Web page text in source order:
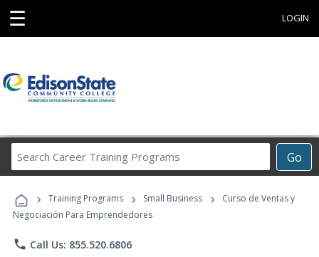
☰ LOGIN
Go
Career
Programs
› Training Programs › Small Business ›
Curso de Ventas y
Negociación Para Emprendedores
phone Call Us: 855.520.6806